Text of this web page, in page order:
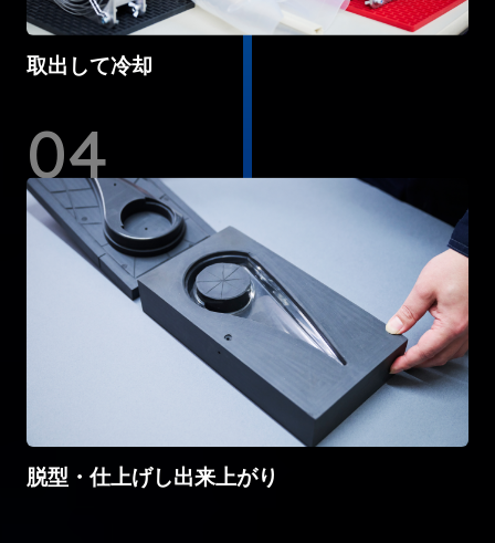
取出して冷却
脱型・仕上げし出来上がり